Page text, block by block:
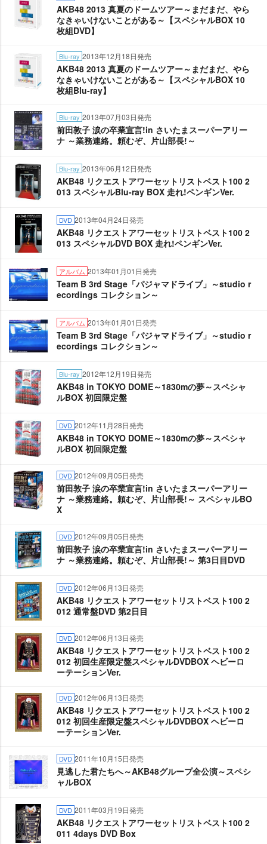
AKB48 2013 真夏のドームツアー～まだまだ、やら
なきゃいけないことがある～【スペシャルBOX 10
枚組DVD】
Blu-ray 2013年12月18日発売
AKB48 2013 真夏のドームツアー～まだまだ、やら
なきゃいけないことがある～【スペシャルBOX 10
枚組Blu-ray】
Blu-ray 2013年07月03日発売
前田敦子 涙の卒業宣言!in さいたまスーパーアリー
ナ ～業務連絡。頼むぞ、片山部長!～
Blu-ray 2013年06月12日発売
AKB48 リクエストアワーセットリストベスト100 2
013 スペシャルBlu-ray BOX 走れ!ペンギンVer.
DVD 2013年04月24日発売
AKB48 リクエストアワーセットリストベスト100 2
013 スペシャルDVD BOX 走れ!ペンギンVer.
アルバム 2013年01月01日発売
Team B 3rd Stage「パジャマドライブ」～studio r
ecordings コレクション～
アルバム 2013年01月01日発売
Team B 3rd Stage「パジャマドライブ」～studio r
ecordings コレクション～
Blu-ray 2012年12月19日発売
AKB48 in TOKYO DOME～1830mの夢～スペシャ
ルBOX 初回限定盤
DVD 2012年11月28日発売
AKB48 in TOKYO DOME～1830mの夢～スペシャ
ルBOX 初回限定盤
DVD 2012年09月05日発売
前田敦子 涙の卒業宣言!in さいたまスーパーアリー
ナ ～業務連絡。頼むぞ、片山部長!～ スペシャルBO
X
DVD 2012年09月05日発売
前田敦子 涙の卒業宣言!in さいたまスーパーアリー
ナ ～業務連絡。頼むぞ、片山部長!～ 第3日目DVD
DVD 2012年06月13日発売
AKB48 リクエストアワーセットリストベスト100 2
012 通常盤DVD 第2日目
DVD 2012年06月13日発売
AKB48 リクエストアワーセットリストベスト100 2
012 初回生産限定盤スペシャルDVDBOX ヘビーロ
ーテーションVer.
DVD 2012年06月13日発売
AKB48 リクエストアワーセットリストベスト100 2
012 初回生産限定盤スペシャルDVDBOX ヘビーロ
ーテーションVer.
DVD 2011年10月15日発売
見逃した君たちへ～AKB48グループ全公演～スペシ
ャルBOX
DVD 2011年03月19日発売
AKB48 リクエストアワーセットリストベスト100 2
011 4days DVD Box